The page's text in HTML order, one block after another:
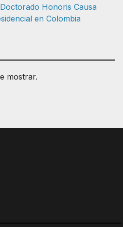
Honoris Causa
en Colombia
mostrar.